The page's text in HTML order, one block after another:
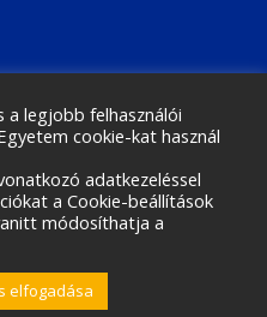
a legjobb felhasználói
cookie-kat használ
adatkezeléssel
a Cookie-beállítások
módosíthatja a
elfogadása